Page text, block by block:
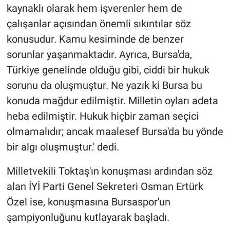
kaynaklı olarak hem işverenler hem de
çalışanlar açısından önemli sıkıntılar söz
konusudur. Kamu kesiminde de benzer
sorunlar yaşanmaktadır. Ayrıca, Bursa'da,
Türkiye genelinde olduğu gibi, ciddi bir hukuk
sorunu da oluşmuştur. Ne yazık ki Bursa bu
konuda mağdur edilmiştir. Milletin oyları adeta
heba edilmiştir. Hukuk hiçbir zaman seçici
olmamalıdır; ancak maalesef Bursa'da bu yönde
bir algı oluşmuştur.' dedi.
Milletvekili Toktaş'ın konuşması ardından söz
alan İYİ Parti Genel Sekreteri Osman Ertürk
Özel ise, konuşmasına Bursaspor'un
şampiyonluğunu kutlayarak başladı.